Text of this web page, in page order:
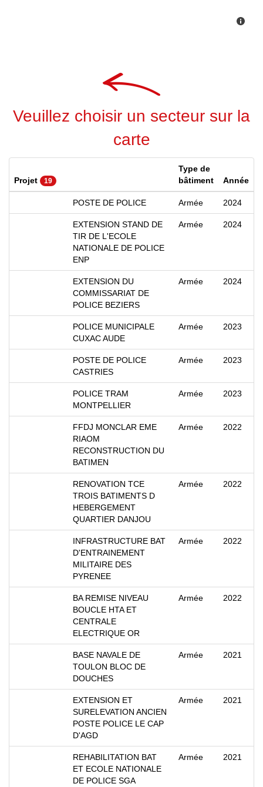
Veuillez choisir un secteur sur la
carte
Projet 19
Type de
bâtiment
Année
POSTE DE POLICE Armée 2024
EXTENSION STAND DE
TIR DE L'ECOLE
NATIONALE DE POLICE
ENP
Armée 2024
EXTENSION DU
COMMISSARIAT DE
POLICE BEZIERS
Armée 2024
POLICE MUNICIPALE
CUXAC AUDE
Armée 2023
POSTE DE POLICE
CASTRIES
Armée 2023
POLICE TRAM
MONTPELLIER
Armée 2023
FFDJ MONCLAR EME
RIAOM
RECONSTRUCTION DU
BATIMEN
Armée 2022
RENOVATION TCE
TROIS BATIMENTS D
HEBERGEMENT
QUARTIER DANJOU
Armée 2022
INFRASTRUCTURE BAT
D'ENTRAINEMENT
MILITAIRE DES
PYRENEE
Armée 2022
BA REMISE NIVEAU
BOUCLE HTA ET
CENTRALE
ELECTRIQUE OR
Armée 2022
BASE NAVALE DE
TOULON BLOC DE
DOUCHES
Armée 2021
EXTENSION ET
SURELEVATION ANCIEN
POSTE POLICE LE CAP
D'AGD
Armée 2021
REHABILITATION BAT
ET ECOLE NATIONALE
DE POLICE SGA
Armée 2021